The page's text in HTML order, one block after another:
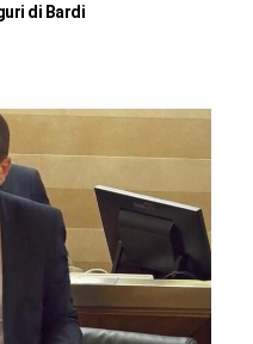
di Bardi